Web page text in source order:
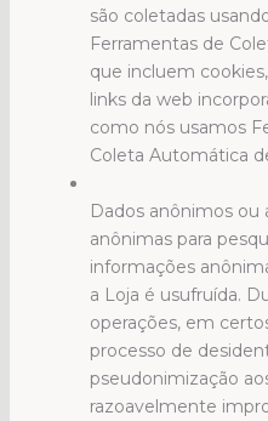
são coletadas
Ferramentas de
que incluem
links da web
como nós usamos
Coleta Automática
Dados anônimos ou
anônimas para
informações
a Loja é usufruída.
operações, em
processo de
pseudonimização
razoavelmente